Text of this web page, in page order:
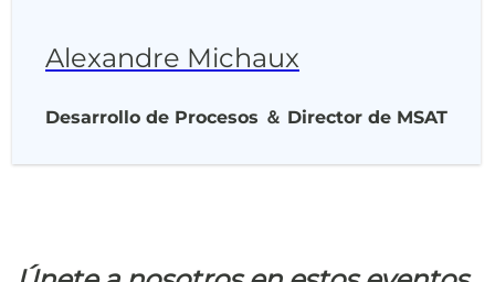
Alexandre Michaux
Desarrollo de Procesos ＆ Director de MSAT